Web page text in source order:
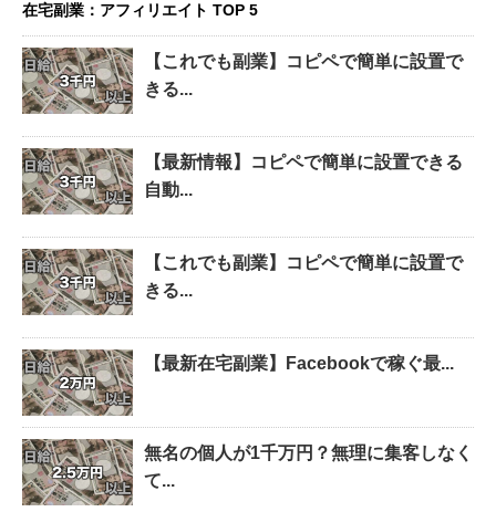
在宅副業：アフィリエイト TOP 5
【これでも副業】コピペで簡単に設置で
きる...
【最新情報】コピペで簡単に設置できる
自動...
【これでも副業】コピペで簡単に設置で
きる...
【最新在宅副業】Facebookで稼ぐ最...
無名の個人が1千万円？無理に集客しなく
て...